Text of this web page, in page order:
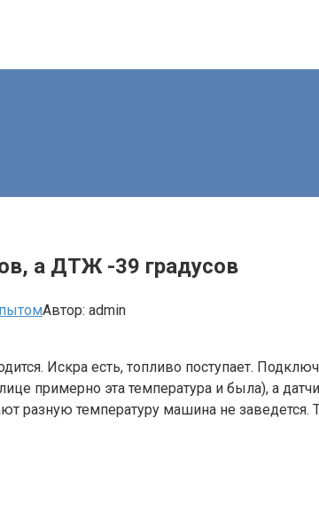
а ДТЖ -39 градусов
Автор: admin
Искра есть, топливо поступает.
примерно эта температура и была), а
разную температуру машина не